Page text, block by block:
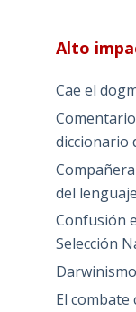
Alto
Cae el
diccionario
del
Confusión
Selección
El